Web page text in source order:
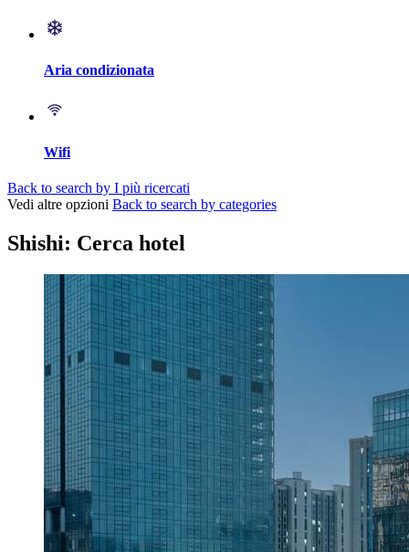
Aria condizionata
Wifi
Back to search by I più ricercati
Vedi altre opzioni Back to search by categories
Shishi: Cerca hotel